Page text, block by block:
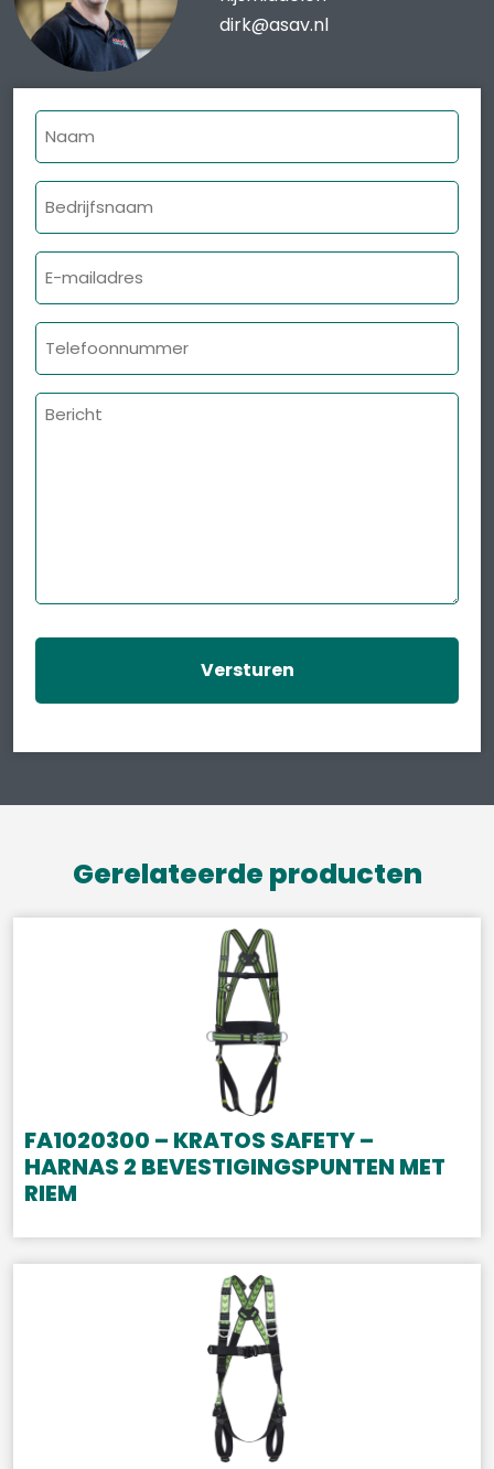
dirk@asav.nl
Naam
Bedrijfsnaam
E-
mailadres
Telefoonnummer
Bericht
Gerelateerde producten
FA1020300 – KRATOS SAFETY –
HARNAS 2 BEVESTIGINGSPUNTEN MET
RIEM